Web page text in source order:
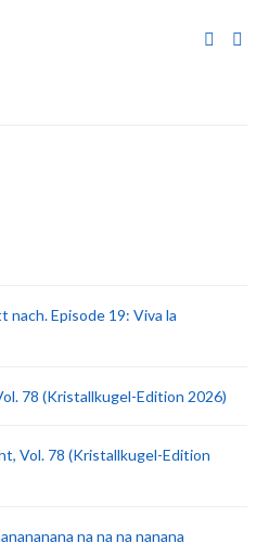
nach. Episode 19: Viva la
78 (Kristallkugel-Edition 2026)
Vol. 78 (Kristallkugel-Edition
na na na nanana